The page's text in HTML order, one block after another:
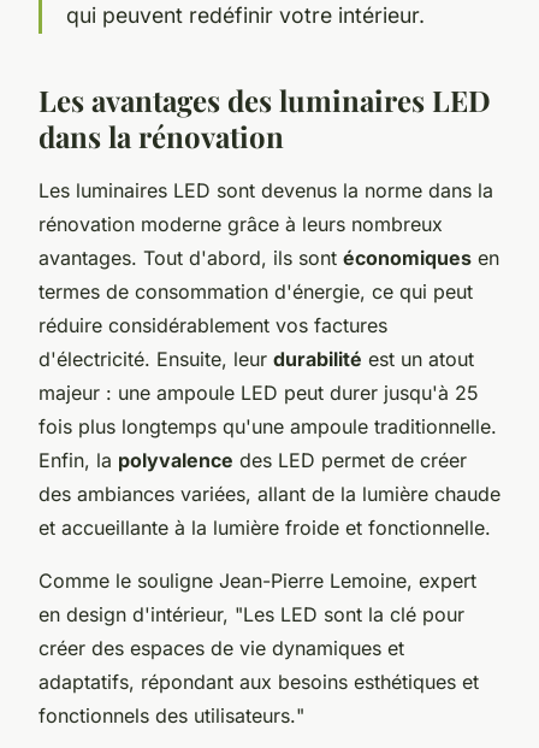
qui peuvent redéfinir votre intérieur.
Les avantages des luminaires LED
dans la rénovation
Les luminaires LED sont devenus la norme dans la
rénovation moderne grâce à leurs nombreux
avantages. Tout d'abord, ils sont économiques en
termes de consommation d'énergie, ce qui peut
réduire considérablement vos factures
d'électricité. Ensuite, leur durabilité est un atout
majeur : une ampoule LED peut durer jusqu'à 25
fois plus longtemps qu'une ampoule traditionnelle.
Enfin, la polyvalence des LED permet de créer
des ambiances variées, allant de la lumière chaude
et accueillante à la lumière froide et fonctionnelle.
Comme le souligne Jean-Pierre Lemoine, expert
en design d'intérieur, "Les LED sont la clé pour
créer des espaces de vie dynamiques et
adaptatifs, répondant aux besoins esthétiques et
fonctionnels des utilisateurs."